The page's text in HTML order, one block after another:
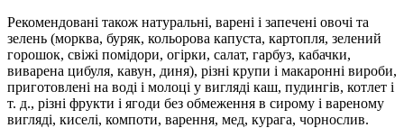
Рекомендовані також натуральні, варені і запечені овочі та
зелень (морква, буряк, кольорова капуста, картопля, зелений
горошок, свіжі помідори, огірки, салат, гарбуз, кабачки,
виварена цибуля, кавун, диня), різні крупи і макаронні вироби,
приготовлені на воді і молоці у вигляді каш, пудингів, котлет і
т. д., різні фрукти і ягоди без обмеження в сирому і вареному
вигляді, киселі, компоти, варення, мед, курага, чорнослив.